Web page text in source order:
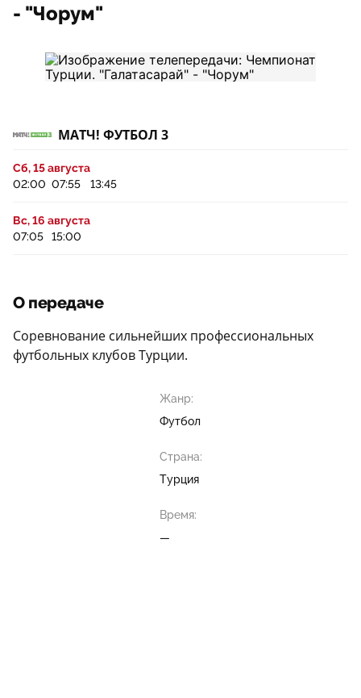
- "Чорум"
МАТЧ! ФУТБОЛ 3
Сб, 15 августа
02:00 07:55 13:45
Вс, 16 августа
07:05
15:00
О передаче
Соревнование сильнейших профессиональных
футбольных клубов Турции.
Жанр:
Футбол
Страна:
Турция
Время:
—